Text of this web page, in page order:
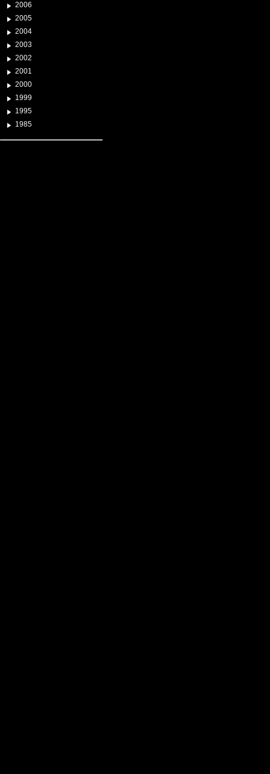
2006
2005
2004
2003
2002
2001
2000
1999
1995
1985